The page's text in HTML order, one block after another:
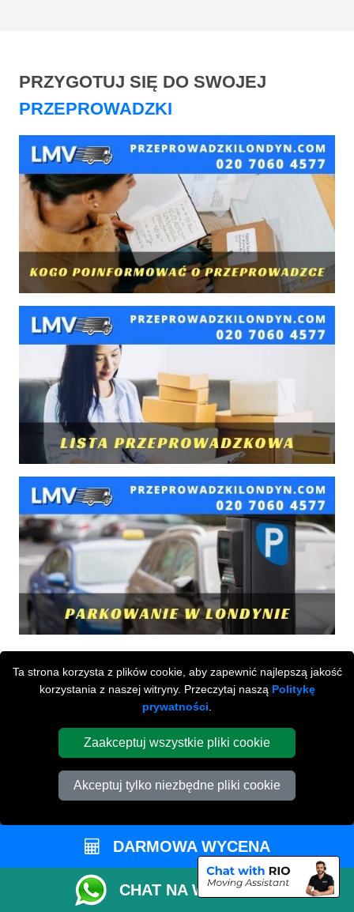
Ta strona korzysta z plików cookie, aby zapewnić najlepszą jakość
korzystania z naszej witryny. Przeczytaj naszą Politykę
prywatności
Zaakceptuj wszystkie pliki cookie
Akceptuj tylko niezbędne pliki cookie
PRZYGOTUJ SIĘ DO SWOJEJ
PRZEPROWADZKI
673 Seven Sisters Road
Napisz do nas
+44 208 099 9173
DARMOWA WYCENA
CHAT NA WHATSAPP